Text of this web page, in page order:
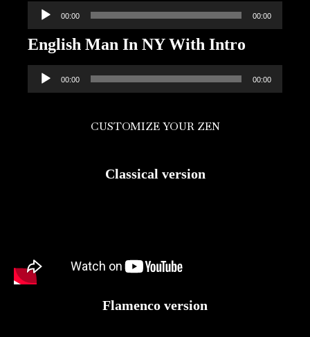
Audio
Player
00:00 00:00
English Man In NY With Intro
Audio
Player
00:00 00:00
CUSTOMIZE YOUR ZEN
Classical version
Flamenco version